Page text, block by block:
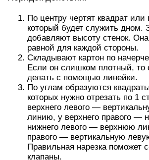
По центру чертят квадрат или
который будет служить дном.
добавляют высоту стенок.
равной для каждой стороны.
Складывают картон по
Если он слишком плотный, то
делать с помощью линейки.
По углам образуются
которых нужно отрезать по 1
верхнего левого —
линию, у верхнего правого
нижнего левого — верхнюю
правого — вертикальную
Правильная нарезка поможет
клапаны.